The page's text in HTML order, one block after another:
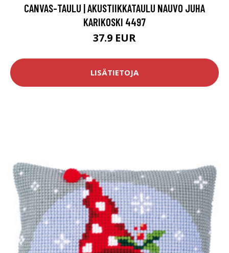
CANVAS-TAULU | AKUSTIIKKATAULU NAUVO JUHA
KARIKOSKI 4497
37.9 EUR
LISÄTIETOJA